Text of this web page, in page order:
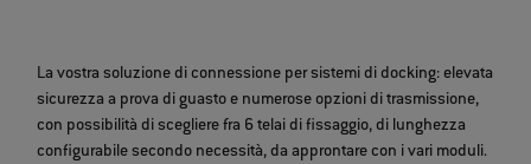
La vostra soluzione di connessione per sistemi di docking: elevata
sicurezza a prova di guasto e numerose opzioni di trasmissione,
con possibilità di scegliere fra 6 telai di fissaggio, di lunghezza
configurabile secondo necessità, da approntare con i vari moduli.